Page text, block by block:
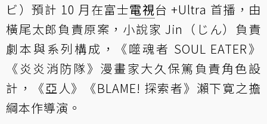
ビ）預計 10 月在富士電視台 +Ultra 首播，由
橫尾太郎負責原案，小說家 Jin（じん）負責
劇本與系列構成，《噬魂者 SOUL EATER》
《炎炎消防隊》漫畫家大久保篤負責角色設
計，《亞人》《BLAME! 探索者》瀨下寛之擔
綱本作導演。